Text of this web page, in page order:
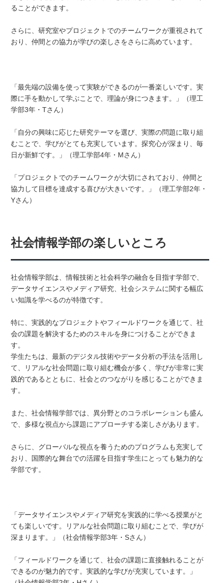
ることができます。
さらに、研究室やプロジェクトでのチームワークが重視されて
おり、仲間との協力が学びの楽しさをさらに高めています。
「最先端の設備を使って実験ができるのが一番楽しいです。実
際に手を動かして学ぶことで、理論が身につきます。」（理工
学部3年・Tさん）
「自分の興味に応じた研究テーマを選び、実際の問題に取り組
むことで、学びがとても充実しています。探究心が深まり、毎
日が新鮮です。」（理工学部4年・Mさん）
「プロジェクトでのチームワークが大切にされており、仲間と
協力して目標を達成する喜びが大きいです。」（理工学部2年・
Yさん）
社会情報学部の楽しいところ
社会情報学部は、情報技術と社会科学の融合を目指す学部で、
データサイエンスやメディア研究、社会システムに関する幅広
い知識を学べるのが特徴です。
特に、実践的なプロジェクトやフィールドワークを通じて、社
会の課題を解決するためのスキルを身につけることができま
す。
学生たちは、最新のデジタル技術やデータ分析の手法を活用し
て、リアルな社会問題に取り組む機会が多く、学びが非常に実
践的であるとともに、社会とのつながりを感じることができま
す。
また、社会情報学部では、異分野とのコラボレーションも盛ん
で、多様な視点から課題にアプローチする楽しさがあります。
さらに、グローバルな視点を養うためのプログラムも充実して
おり、国際的な舞台での活躍を目指す学生にとっても魅力的な
学部です。
「データサイエンスやメディア研究を実践的に学べる授業がと
ても楽しいです。リアルな社会問題に取り組むことで、学びが
深まります。」（社会情報学部3年・Sさん）
「フィールドワークを通じて、社会の課題に直接触れることが
できるのが魅力的です。実践的な学びが充実しています。」